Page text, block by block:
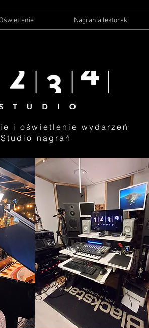
Nagrania lektorski
i oświetlenie wydarzeń
Studio nagrań